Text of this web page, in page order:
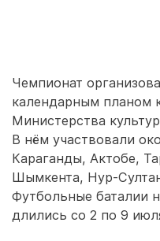
Чемпионат
календарным планом
Министерства
В нём участвовали
Караганды, Актобе,
Шымкента, Нур-
Футбольные баталии
длились со 2 по 9